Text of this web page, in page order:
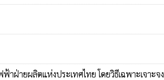
ฝ่ายผลิตแห่งประเทศไทย โดยวิธีเฉพาะเจาะจง